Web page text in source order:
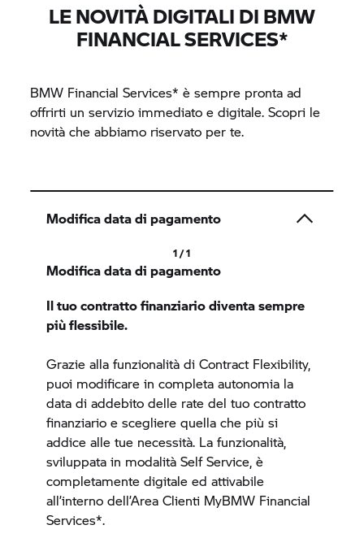
LE NOVITÀ DIGITALI DI BMW
FINANCIAL SERVICES*
BMW Financial Services* è sempre pronta ad
offrirti un servizio immediato e digitale. Scopri le
novità che abbiamo riservato per te.
Modifica data di pagamento
1 / 1
Modifica data di pagamento
Il tuo contratto finanziario diventa sempre
più flessibile.
Grazie alla funzionalità di Contract Flexibility,
puoi modificare in completa autonomia la
data di addebito delle rate del tuo contratto
finanziario e scegliere quella che più si
addice alle tue necessità. La funzionalità,
sviluppata in modalità Self Service, è
completamente digitale ed attivabile
all’interno dell’Area Clienti MyBMW Financial
Services*.